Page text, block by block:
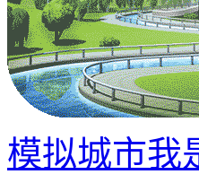
模拟城市我